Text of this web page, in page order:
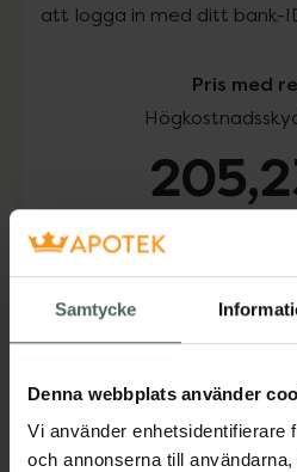
Samtycke
Denna webbplats använder
Vi använder enhetsidentifierare
och annonserna till
att logga in med ditt bank-
Pris med
Köp via ditt
Beskrivning